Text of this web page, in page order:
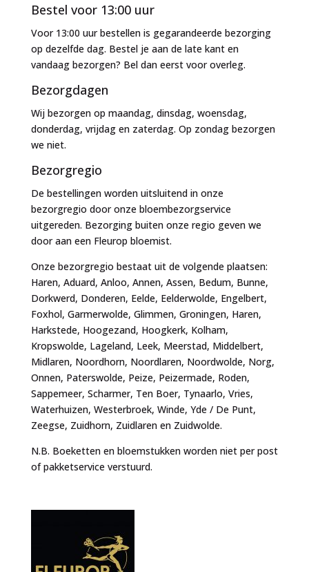
Bestel voor 13:00 uur
Voor 13:00 uur bestellen is gegarandeerde bezorging
op dezelfde dag. Bestel je aan de late kant en
vandaag bezorgen? Bel dan eerst voor overleg.
Bezorgdagen
Wij bezorgen op maandag, dinsdag, woensdag,
donderdag, vrijdag en zaterdag. Op zondag bezorgen
we niet.
Bezorgregio
De bestellingen worden uitsluitend in onze
bezorgregio door onze bloembezorgservice
uitgereden. Bezorging buiten onze regio geven we
door aan een Fleurop bloemist.
Onze bezorgregio bestaat uit de volgende plaatsen:
Haren, Aduard, Anloo, Annen, Assen, Bedum, Bunne,
Dorkwerd, Donderen, Eelde, Eelderwolde, Engelbert,
Foxhol, Garmerwolde, Glimmen, Groningen, Haren,
Harkstede, Hoogezand, Hoogkerk, Kolham,
Kropswolde, Lageland, Leek, Meerstad, Middelbert,
Midlaren, Noordhorn, Noordlaren, Noordwolde, Norg,
Onnen, Paterswolde, Peize, Peizermade, Roden,
Sappemeer, Scharmer, Ten Boer, Tynaarlo, Vries,
Waterhuizen, Westerbroek, Winde, Yde / De Punt,
Zeegse, Zuidhorn, Zuidlaren en Zuidwolde.
N.B. Boeketten en bloemstukken worden niet per post
of pakketservice verstuurd.